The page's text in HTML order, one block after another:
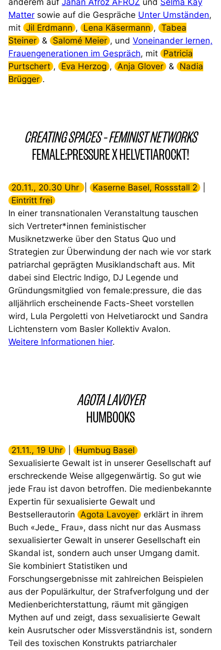
Mattersowie auf die Gespräche Unter Umständen,
mit Jil Erdmann , Lena Käsermann , Tabea
Steiner & Salomé Meier , und Voneinander lernen,
Frauengenerationen im Gespräch, mit Patricia
Purtschert , Eva Herzog , Anja Glover &
Nadia
Brügger .
CREATING SPACES – FEMINIST NETWORKS
FEMALE:PRESSURE X HELVETIAROCKT!
20.11., 20.30 Uhr | Kaserne Basel, Rossstall 2 |
Eintritt frei
In einer transnationalen Veranstaltung tauschen
sich Vertreter*innen feministischer
Musiknetzwerke über den Status Quo und
Strategien zur Überwindung der nach wie vor stark
patriarchal geprägten Musiklandschaft aus. Mit
dabei sind Electric Indigo, DJ Legende und
Gründungsmitglied von female:pressure, die das
alljährlich erscheinende Facts-Sheet vorstellen
wird, Lula Pergoletti von Helvetiarockt und Sandra
Lichtenstern vom Basler Kollektiv Avalon.
Weitere Informationen hier.
AGOTA LAVOYER
HUMBOOKS
21.11., 19 Uhr |
Humbug Basel
Sexualisierte Gewalt ist in unserer Gesellschaft auf
erschreckende Weise allgegenwärtig. So gut wie
jede Frau ist davon betroffen. Die medienbekannte
Expertin für sexualisierte Gewalt und
Bestsellerautorin
Agota Lavoyer erklärt in ihrem
Buch «Jede_ Frau», dass nicht nur das Ausmass
sexualisierter Gewalt in unserer Gesellschaft ein
Skandal ist, sondern auch unser Umgang damit.
Sie kombiniert Statistiken und
Forschungsergebnisse mit zahlreichen Beispielen
aus der Populärkultur, der Strafverfolgung und der
Medienberichterstattung, räumt mit gängigen
Mythen auf und zeigt, dass sexualisierte Gewalt
kein Ausrutscher oder Missverständnis ist, sondern
Teil des toxischen Konstrukts patriarchaler